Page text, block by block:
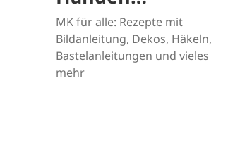
MK für alle: Rezepte mit
Bildanleitung, Dekos, Häkeln,
Bastelanleitungen und vieles
mehr